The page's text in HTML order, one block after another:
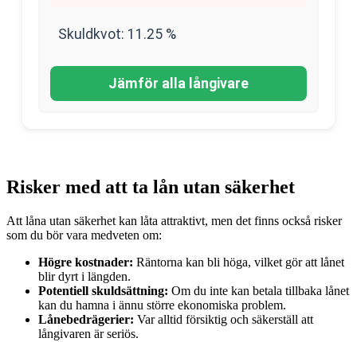
Skuldkvot: 11.25 %
Jämför alla långivare
Risker med att ta lån utan säkerhet
Att låna utan säkerhet kan låta attraktivt, men det finns också risker
som du bör vara medveten om:
Högre kostnader: Räntorna kan bli höga, vilket gör att lånet
blir dyrt i längden.
Potentiell skuldsättning: Om du inte kan betala tillbaka lånet
kan du hamna i ännu större ekonomiska problem.
Lånebedrägerier: Var alltid försiktig och säkerställ att
långivaren är seriös.